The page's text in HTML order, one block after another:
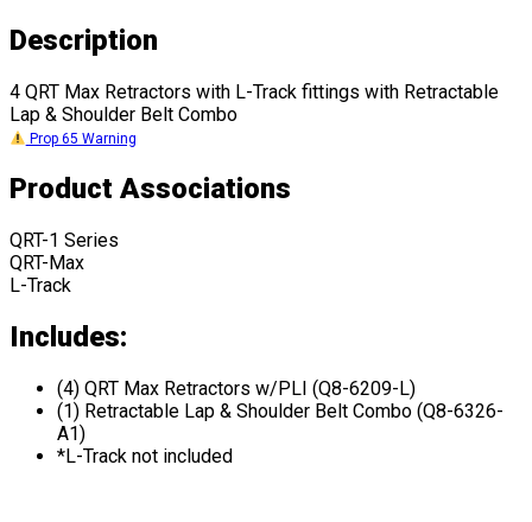
Description
4 QRT Max Retractors with L-Track fittings with Retractable
Lap & Shoulder Belt Combo
Prop 65 Warning
Product Associations
QRT-1 Series
QRT-Max
L-Track
Includes:
(4) QRT Max Retractors w/PLI (Q8-6209-L)
(1) Retractable Lap & Shoulder Belt Combo (Q8-6326-
A1)
*L-Track not included